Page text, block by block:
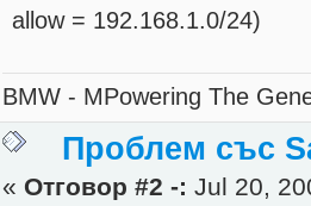
allow = 192.168.1.0/24)
BMW - MPowering The
Проблем със
« Отговор #2 -: Jul 20,